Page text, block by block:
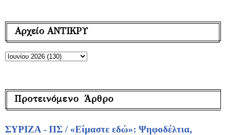
Αρχείο ΑΝΤΙΚΡΥ
Προτεινόμενο Άρθρο
ΣΥΡΙΖΑ - ΠΣ / «Είμαστε εδώ»: Ψηφοδέλτια,